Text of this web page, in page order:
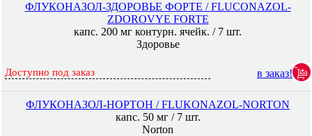
ФЛУКОНАЗОЛ-ЗДОРОВЬЕ ФОРТЕ / FLUCONAZOL-
ZDOROVYE FORTE
капс. 200 мг контурн. ячейк. / 7 шт.
Здоровье
Доступно под заказ в заказ!
ФЛУКОНАЗОЛ-НОРТОН / FLUKONAZOL-NORTON
капс. 50 мг / 7 шт.
Norton